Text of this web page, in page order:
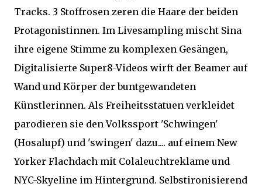
Tracks. 3 Stoffrosen zeren die Haare der beiden
Protagonistinnen. Im Livesampling mischt Sina
ihre eigene Stimme zu komplexen Gesängen,
Digitalisierte Super8-Videos wirft der Beamer auf
Wand und Körper der buntgewandeten
Künstlerinnen. Als Freiheitsstatuen verkleidet
parodieren sie den Volkssport 'Schwingen'
(Hosalupf) und 'swingen' dazu.... auf einem New
Yorker Flachdach mit Colaleuchtreklame und
NYC-Skyeline im Hintergrund. Selbstironisierend